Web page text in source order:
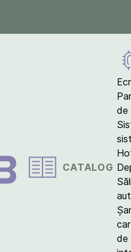
CATALOG
de
de